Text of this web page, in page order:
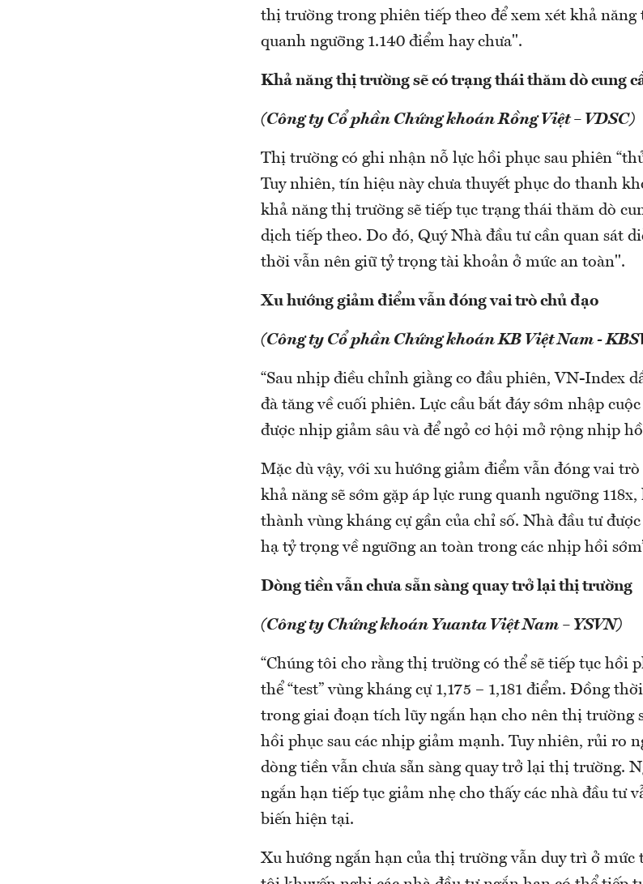
thị trường trong phiên tiếp theo để xem xét khả năng
quanh ngưỡng 1.140 điểm hay chưa".
Khả năng thị trường sẽ có trạng thái thăm dò cung
(Công ty Cổ phần Chứng khoán Rồng Việt – VDSC)
Thị trường có ghi nhận nỗ lực hồi phục sau phiên
Tuy nhiên, tín hiệu này chưa thuyết phục do thanh
khả năng thị trường sẽ tiếp tục trạng thái thăm dò
dịch tiếp theo. Do đó, Quý Nhà đầu tư cần quan sát
thời vẫn nên giữ tỷ trọng tài khoản ở mức an toàn".
Xu hướng giảm điểm vẫn đóng vai trò chủ đạo
(Công ty Cổ phần Chứng khoán KB Việt Nam -
“Sau nhịp điều chỉnh giằng co đầu phiên, VN-Index
đà tăng về cuối phiên. Lực cầu bắt đáy sớm nhập
được nhịp giảm sâu và để ngỏ cơ hội mở rộng nhịp
Mặc dù vậy, với xu hướng giảm điểm vẫn đóng vai
khả năng sẽ sớm gặp áp lực rung quanh ngưỡng
thành vùng kháng cự gần của chỉ số. Nhà đầu tư
hạ tỷ trọng về ngưỡng an toàn trong các nhịp hồi
Dòng tiền vẫn chưa sẵn sàng quay trở lại thị trường
(Công ty Chứng khoán Yuanta Việt Nam – YSVN)
“Chúng tôi cho rằng thị trường có thể sẽ tiếp tục hồi
thể “test” vùng kháng cự 1,175 – 1,181 điểm. Đồng
trong giai đoạn tích lũy ngắn hạn cho nên thị trường
hồi phục sau các nhịp giảm mạnh. Tuy nhiên, rủi ro
dòng tiền vẫn chưa sẵn sàng quay trở lại thị trường.
ngắn hạn tiếp tục giảm nhẹ cho thấy các nhà đầu tư
biến hiện tại.
Xu hướng ngắn hạn của thị trường vẫn duy trì ở